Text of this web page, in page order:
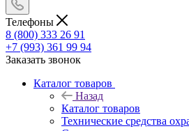
Телефоны
8 (800) 333 26 91
+7 (993) 361 99 94
Заказать звонок
Каталог товаров
Назад
Каталог товаров
Технические средства